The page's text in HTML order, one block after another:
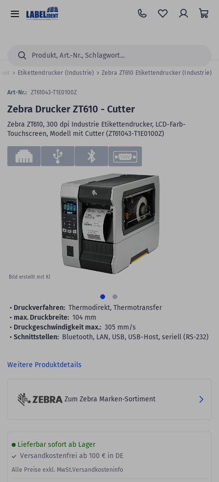
Hauptinhalt
springen
Alle
Suchen...
Etikettendrucker (Industrie) Zebra ZT610 Etikettendrucker (Industrie)
Ende
der
Bild erstellt mit KI
Skip
the
Zebra Drucker ZT610 - Cutter
Zebra ZT610, 300 dpi Industrie Etikettendrucker, LCD-Farb-
Touchscreen, Modell mit Cutter (ZT61043-T1E0100Z)
Art-Nr.: ZT61043-T1E0100Z
Druckverfahren: Thermodirekt, Thermotransfer
max. Druckbreite: 104 mm
Druckgeschwindigkeit max.: 305 mm/s
Schnittstellen: Bluetooth, LAN, USB, USB-Host, seriell (RS-232)
Weitere Produktdetails
Zum Zebra Marken-Sortiment
Lieferbar sofort ab Lager
Versandkostenfrei ab 100 € in DE
Alle Preise exkl. MwSt.Versandkosteninfo